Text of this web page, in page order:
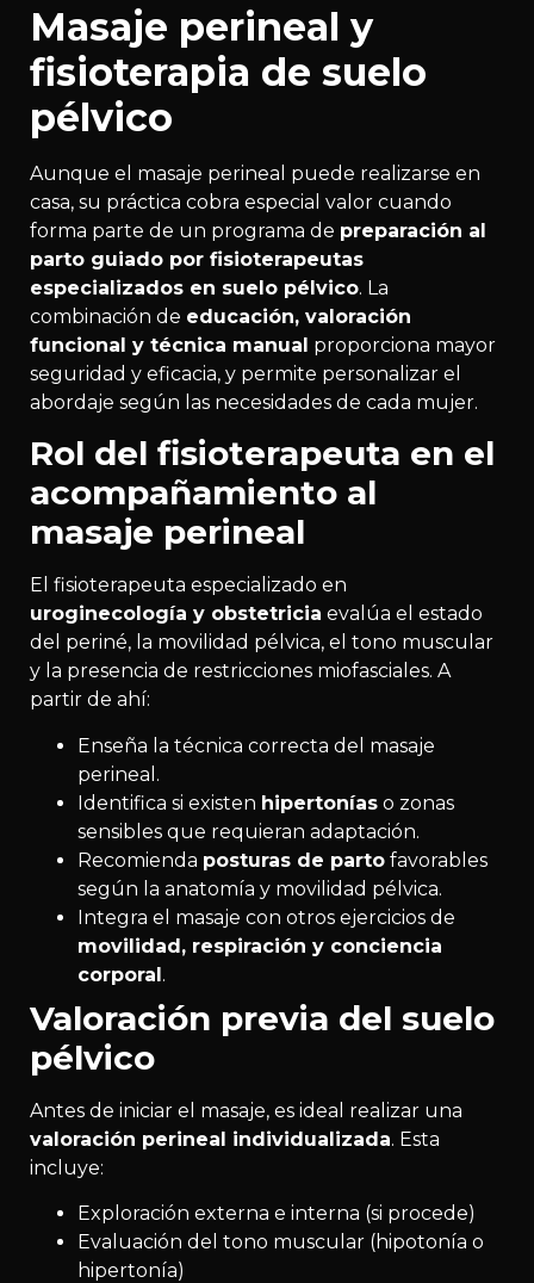
Masaje perineal y
fisioterapia de suelo
pélvico
Aunque el masaje perineal puede realizarse en
casa, su práctica cobra especial valor cuando
forma parte de un programa de preparación al
parto guiado por fisioterapeutas
especializados en suelo pélvico. La
combinación de educación, valoración
funcional y técnica manual proporciona mayor
seguridad y eficacia, y permite personalizar el
abordaje según las necesidades de cada mujer.
Rol del fisioterapeuta en el
acompañamiento al
masaje perineal
El fisioterapeuta especializado en
uroginecología y obstetricia evalúa el estado
del periné, la movilidad pélvica, el tono muscular
y la presencia de restricciones miofasciales. A
partir de ahí:
Enseña la técnica correcta del masaje
perineal.
Identifica si existen hipertonías o zonas
sensibles que requieran adaptación.
Recomienda posturas de parto favorables
según la anatomía y movilidad pélvica.
Integra el masaje con otros ejercicios de
movilidad, respiración y conciencia
corporal.
Valoración previa del suelo
pélvico
Antes de iniciar el masaje, es ideal realizar una
valoración perineal individualizada. Esta
incluye:
Exploración externa e interna (si procede)
Evaluación del tono muscular (hipotonía o
hipertonía)